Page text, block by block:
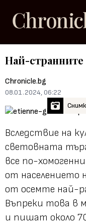
Най-странните
Chronicle.bg
08.01.2024, 06:22
Вследствие на
световната
все по-
от населението
от осемте най-
Въпреки това в
и пишат около